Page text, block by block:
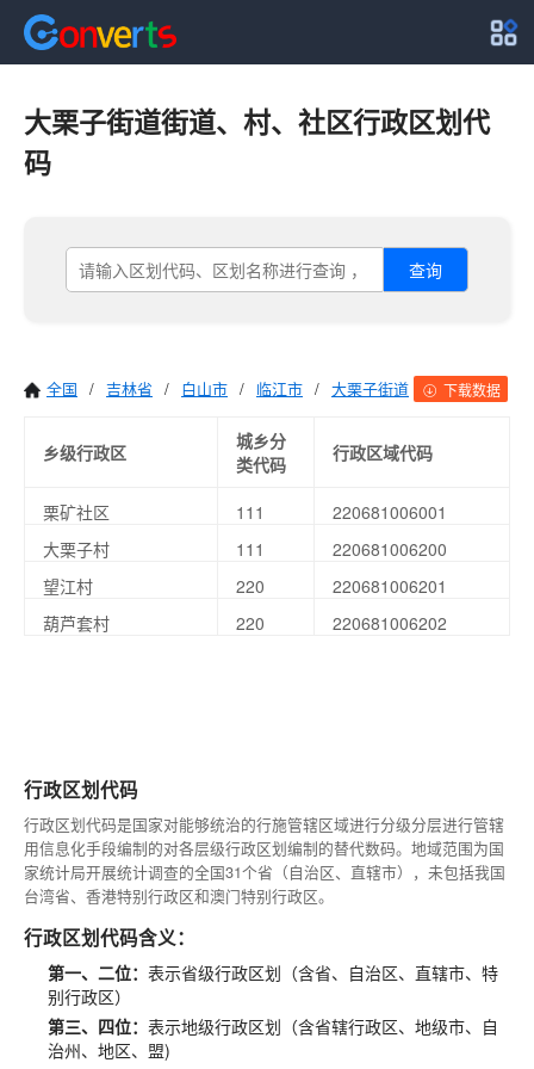
大栗子街道街道、村、社区行政区划代
码
查询
全国 / 吉林省 / 白山市 / 临江市 / 大栗子街道 下载数据
乡级行政区
城乡分
类代码
行政区域代码
栗矿社区 111
220681006001
大栗子村
111
220681006200
望江村
220
220681006201
葫芦套村
220 220681006202
行政区划代码
行政区划代码是国家对能够统治的行施管辖区域进行分级分层进行管辖
用信息化手段编制的对各层级行政区划编制的替代数码。地域范围为国
家统计局开展统计调查的全国31个省（自治区、直辖市），未包括我国
台湾省、香港特别行政区和澳门特别行政区。
行政区划代码含义：
第一、二位： 表示省级行政区划（含省、自治区、直辖市、特
别行政区）
第三、四位： 表示地级行政区划（含省辖行政区、地级市、自
治州、地区、盟)